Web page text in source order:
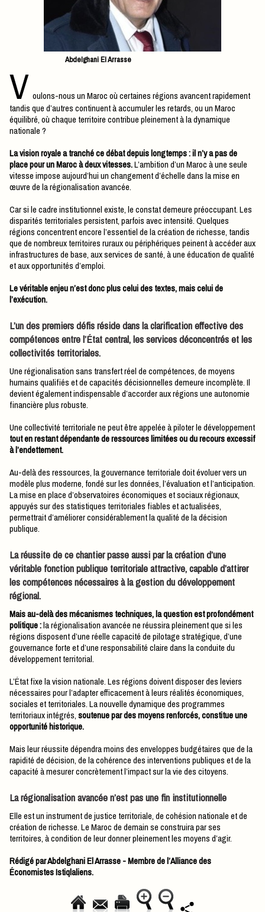
Abdelghani El Arrasse
V oulons-nous un Maroc où certaines régions avancent rapidement
tandis que d’autres continuent à accumuler les retards, ou un Maroc
équilibré, où chaque territoire contribue pleinement à la dynamique
nationale ?
La vision royale a tranché ce débat depuis longtemps : il n’y a pas de
place pour un Maroc à deux vitesses.L’ambition d’un Maroc à une seule
vitesse impose aujourd’hui un changement d’échelle dans la mise en
œuvre de la régionalisation avancée.
Car si le cadre institutionnel existe, le constat demeure préoccupant. Les
disparités territoriales persistent, parfois avec intensité. Quelques
régions concentrent encore l’essentiel de la création de richesse, tandis
que de nombreux territoires ruraux ou périphériques peinent à accéder aux
infrastructures de base, aux services de santé, à une éducation de qualité
et aux opportunités d’emploi.
Le véritable enjeu n’est donc plus celui des textes, mais celui de
l’exécution.
L’un des premiers défis réside dans la clarification effective des
compétences entre l’État central, les services déconcentrés et les
collectivités territoriales.
Une régionalisation sans transfert réel de compétences, de moyens
humains qualifiés et de capacités décisionnelles demeure incomplète. Il
devient également indispensable d’accorder aux régions une autonomie
financière plus robuste.
Une collectivité territoriale ne peut être appelée à piloter le développement
tout en restant dépendante de ressources limitées ou du recours excessif
à l’endettement.
Au-delà des ressources, la gouvernance territoriale doit évoluer vers un
modèle plus moderne, fondé sur les données, l’évaluation et l’anticipation.
La mise en place d’observatoires économiques et sociaux régionaux,
appuyés sur des statistiques territoriales fiables et actualisées,
permettrait d’améliorer considérablement la qualité de la décision
publique.
La réussite de ce chantier passe aussi par la création d’une
véritable fonction publique territoriale attractive, capable d’attirer
les compétences nécessaires à la gestion du développement
régional.
Mais au-delà des mécanismes techniques, la question est profondément
politique :la régionalisation avancée ne réussira pleinement que si les
régions disposent d’une réelle capacité de pilotage stratégique, d’une
gouvernance forte et d’une responsabilité claire dans la conduite du
développement territorial.
L’État fixe la vision nationale. Les régions doivent disposer des leviers
nécessaires pour l’adapter efficacement à leurs réalités économiques,
sociales et territoriales. La nouvelle dynamique des programmes
territoriaux intégrés,soutenue par des moyens renforcés, constitue une
opportunité historique.
Mais leur réussite dépendra moins des enveloppes budgétaires que de la
rapidité de décision, de la cohérence des interventions publiques et de la
capacité à mesurer concrètement l’impact sur la vie des citoyens.
La régionalisation avancée n’est pas une fin institutionnelle
Elle est un instrument de justice territoriale, de cohésion nationale et de
création de richesse. Le Maroc de demain se construira par ses
territoires, à condition de leur donner pleinement les moyens d’agir.
Rédigé par Abdelghani El Arrasse - Membre de l’Alliance des
Économistes Istiqlaliens.